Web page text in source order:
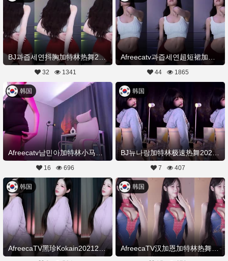
BJ과즙세연抖胸加特林热舞20260429Hot Dance
32 1341
Afreecatv과즙세연超短裙加特林热舞20260429Hot Dance
44 1865
Afreecatv남민아加特林小马达热舞20260424Hot Dance
韩国
16 696
BJ뉴나랑加特林极速热舞20260410Hot Dance
韩国
7 407
AfreecaTV黑珍Kokain202120260412舞蹈剪辑
韩国
AfreecaTV汉加恩加特林热舞舞蹈20260416舞蹈剪辑
韩国